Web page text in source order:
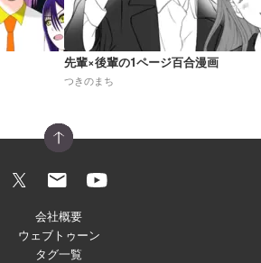
先輩×後輩の1ページ百合漫画
つきのまち
会社概要
ウェブトゥーン
タグ一覧